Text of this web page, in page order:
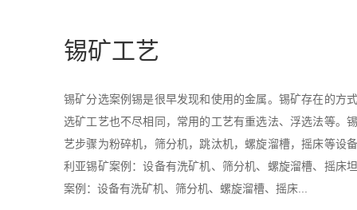
锡矿工艺
锡矿分选案例锡是很早发现和使用的金属。锡矿存在的方
选矿工艺也不尽相同，常用的工艺有重选法、浮选法等。
艺步骤为粉碎机，筛分机，跳汰机，螺旋溜槽，摇床等设
利亚锡矿案例：设备有洗矿机、筛分机、螺旋溜槽、摇床
案例：设备有洗矿机、筛分机、螺旋溜槽、摇床...